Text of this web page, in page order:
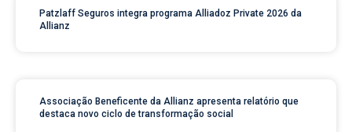
Patzlaff Seguros integra programa Alliadoz Private 2026 da
Allianz
Associação Beneficente da Allianz apresenta relatório que
destaca novo ciclo de transformação social